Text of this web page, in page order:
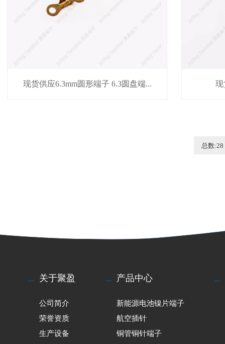
现货供应6.3mm圆形端子 6.3圆盘端... 现
总数:28
关于聚盈
公司简介
荣誉资质
生产设备
产品中心
新能源电池镍片端子
航空插针
铜管铜针端子